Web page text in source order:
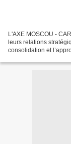
L'AXE MOSCOU -
leurs relations
consolidation et